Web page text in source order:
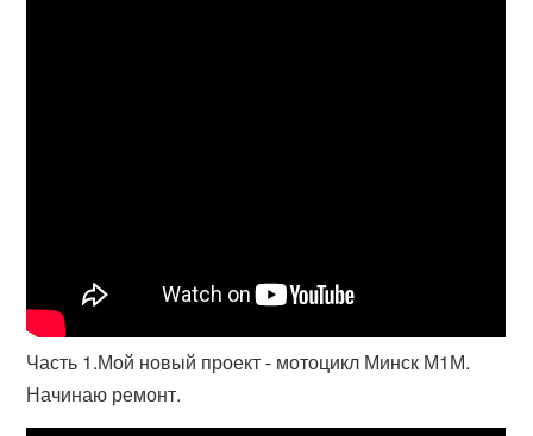
Часть 1.Мой новый проект - мотоцикл Минск М1М.
Начинаю ремонт.